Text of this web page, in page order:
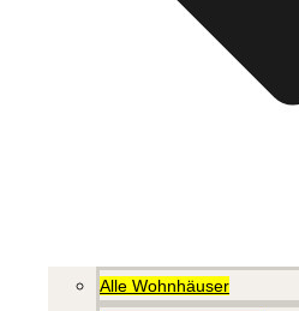
Alle Wohnhäuser